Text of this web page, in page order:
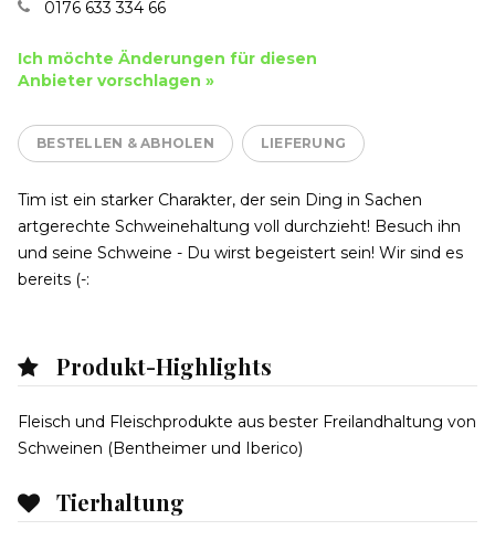
0176 633 334 66
Ich möchte Änderungen für diesen
Anbieter vorschlagen »
BESTELLEN & ABHOLEN LIEFERUNG
Tim ist ein starker Charakter, der sein Ding in Sachen
artgerechte Schweinehaltung voll durchzieht! Besuch ihn
und seine Schweine - Du wirst begeistert sein! Wir sind es
bereits (-:
Produkt-Highlights
Fleisch und Fleischprodukte aus bester Freilandhaltung von
Schweinen (Bentheimer und Iberico)
Tierhaltung